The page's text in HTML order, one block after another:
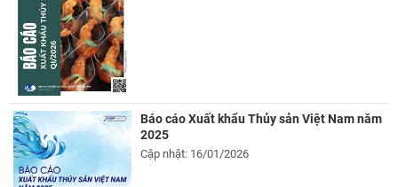
Báo cáo Xuất khẩu Thủy sản Việt Nam năm
2025
Cập nhật: 16/01/2026